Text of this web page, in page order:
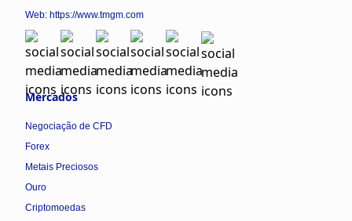
Web: https://www.tmgm.com
Mercados
Negociação de CFD
Forex
Metais Preciosos
Ouro
Criptomoedas